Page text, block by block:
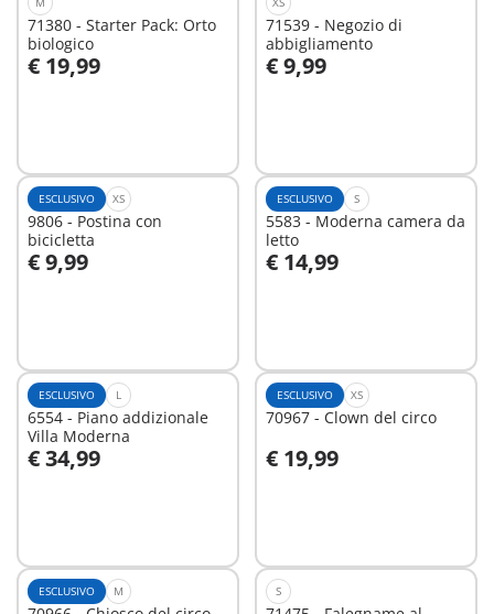
71380 - Starter Pack: Orto
biologico
€ 19,99
Aggiungi al carrello
71539 - Negozio di
abbigliamento
€ 9,99
Aggiungi al carrello
ESCLUSIVO XS
9806 - Postina con
bicicletta
€ 9,99
Aggiungi al carrello
ESCLUSIVO S
5583 - Moderna camera da
letto
€ 14,99
Aggiungi al carrello
ESCLUSIVO L
6554 - Piano addizionale
Villa Moderna
€ 34,99
Aggiungi al carrello
ESCLUSIVO XS
70967 - Clown del circo
€ 19,99
Aggiungi al carrello
ESCLUSIVO M S